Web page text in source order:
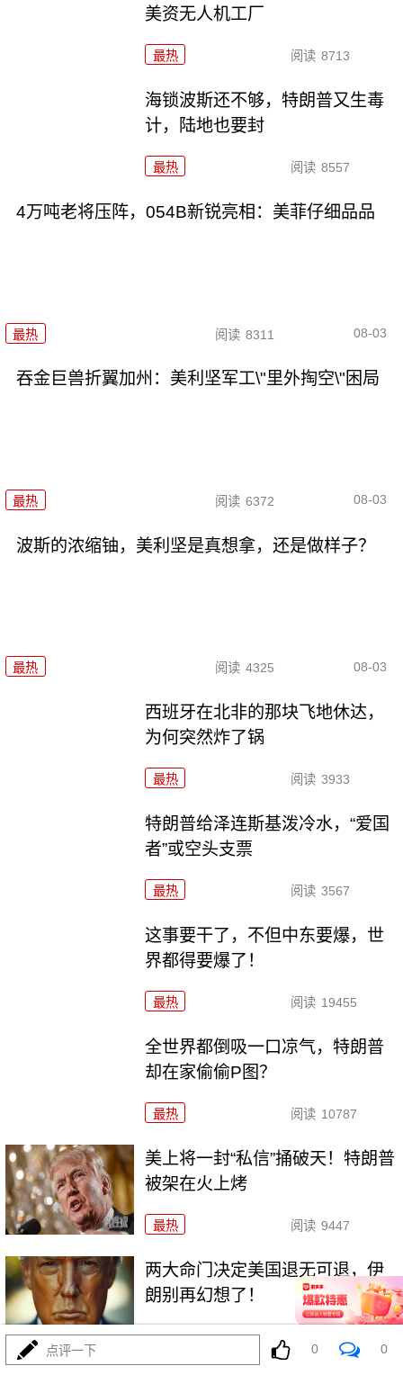
美资无人机工厂
最热 阅读 8713
海锁波斯还不够，特朗普又生毒
计，陆地也要封
最热 阅读 8557
4万吨老将压阵，054B新锐亮相：美菲仔细品品
最热 阅读 8311 08-03
吞金巨兽折翼加州：美利坚军工\"里外掏空\"困局
最热 阅读 6372 08-03
波斯的浓缩铀，美利坚是真想拿，还是做样子？
最热 阅读 4325 08-03
西班牙在北非的那块飞地休达，
为何突然炸了锅
最热 阅读 3933
特朗普给泽连斯基泼冷水，“爱国
者”或空头支票
最热 阅读 3567
这事要干了，不但中东要爆，世
界都得要爆了！
最热 阅读 19455
全世界都倒吸一口凉气，特朗普
却在家偷偷P图？
最热 阅读 10787
美上将一封“私信”捅破天！特朗普
被架在火上烤
最热 阅读 9447
两大命门决定美国退无可退，伊
朗别再幻想了！
最热
点评一下 0 0